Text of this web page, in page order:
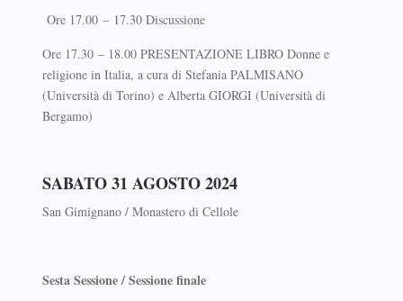
Ore 17.00 – 17.30 Discussione
Ore 17.30 – 18.00 PRESENTAZIONE LIBRO Donne e
religione in Italia, a cura di Stefania PALMISANO
(Università di Torino) e Alberta GIORGI (Università di
Bergamo)
SABATO 31 AGOSTO 2024
San Gimignano / Monastero di Cellole
Sesta Sessione / Sessione finale